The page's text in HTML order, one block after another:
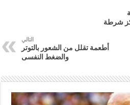
شرطة
التالي
أطعمة تقلل من الشعور بالتوتر
والضغط النفسى